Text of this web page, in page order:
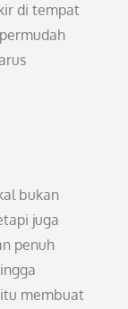
di tempat
bukan
juga
penuh
membuat